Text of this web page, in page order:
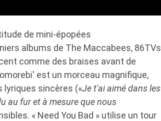
de mini-épopées
albums de The Maccabees, 86TVs
comme des braises avant de
est un morceau magnifique,
sincères («Je t'ai aimé dans les
au fur et à mesure que nous
« Need You Bad » utilise un tour